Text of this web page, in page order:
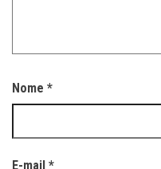
Nome *
E-mail *